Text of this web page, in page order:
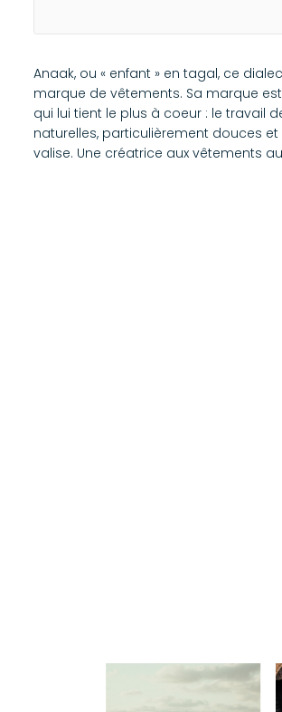
Anaak, ou « enfant » en tagal, ce
marque de vêtements. Sa marque
qui lui tient le plus à coeur : le travail
naturelles, particulièrement douces
valise. Une créatrice aux vêtements